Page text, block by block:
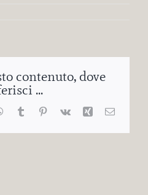
contenuto, dove
...
WhatsApp
TumblrPinterest
Vk Xing Email